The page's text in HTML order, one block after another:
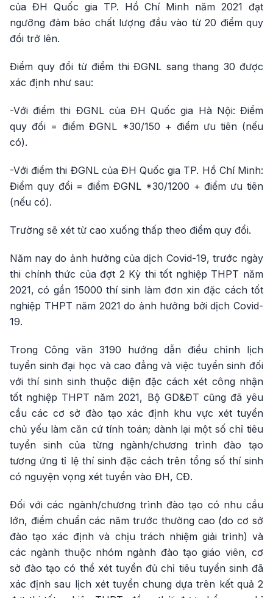
của ĐH Quốc gia TP. Hồ Chí Minh năm 2021 đạt
ngưỡng đảm bảo chất lượng đầu vào từ 20 điểm quy
đổi trở lên.
Điểm quy đổi từ điểm thi ĐGNL sang thang 30 được
xác định như sau:
-Với điểm thi ĐGNL của ĐH Quốc gia Hà Nội: Điểm
quy đổi = điểm ĐGNL *30/150 + điểm ưu tiên (nếu
có).
-Với điểm thi ĐGNL của ĐH Quốc gia TP. Hồ Chí Minh:
Điểm quy đổi = điểm ĐGNL *30/1200 + điểm ưu tiên
(nếu có).
Trường sẽ xét từ cao xuống thấp theo điểm quy đổi.
Năm nay do ảnh hưởng của dịch Covid-19, trước ngày
thi chính thức của đợt 2 Kỳ thi tốt nghiệp THPT năm
2021, có gần 15000 thí sinh làm đơn xin đặc cách tốt
nghiệp THPT năm 2021 do ảnh hưởng bởi dịch Covid-
19.
Trong Công văn 3190 hướng dẫn điều chỉnh lịch
tuyển sinh đại học và cao đẳng và việc tuyển sinh đối
với thí sinh sinh thuộc diện đặc cách xét công nhận
tốt nghiệp THPT năm 2021, Bộ GD&ĐT cũng đã yêu
cầu các cơ sở đào tạo xác định khu vực xét tuyển
chủ yếu làm căn cứ tính toán; dành lại một số chỉ tiêu
tuyển sinh của từng ngành/chương trình đào tạo
tương ứng tỉ lệ thí sinh đặc cách trên tổng số thí sinh
có nguyện vọng xét tuyển vào ĐH, CĐ.
Đối với các ngành/chương trình đào tạo có nhu cầu
lớn, điểm chuẩn các năm trước thường cao (do cơ sở
đào tạo xác định và chịu trách nhiệm giải trình) và
các ngành thuộc nhóm ngành đào tạo giáo viên, cơ
sở đào tạo có thể xét tuyển đủ chỉ tiêu tuyển sinh đã
xác định sau lịch xét tuyển chung dựa trên kết quả 2